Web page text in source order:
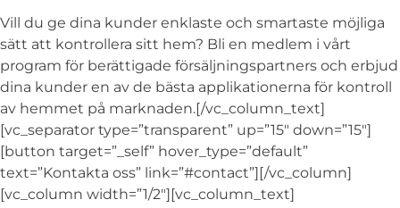
Vill du ge dina kunder enklaste och smartaste möjliga
sätt att kontrollera sitt hem? Bli en medlem i vårt
program för berättigade försäljningspartners och erbjud
dina kunder en av de bästa applikationerna för kontroll
av hemmet på marknaden.[/vc_column_text]
[vc_separator type=”transparent” up=”15″ down=”15″]
[button target=”_self” hover_type=”default”
text=”Kontakta oss” link=”#contact”][/vc_column]
[vc_column width=”1/2″][vc_column_text]